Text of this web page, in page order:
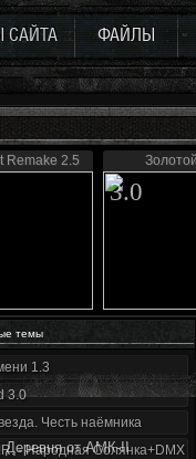
САЙТА ФАЙЛЫ
Remake 2.5
3.0
темы
| Разбор трейлера
1.3
3.0
Честь наёмника
- Народная
Деревня от АМК-II